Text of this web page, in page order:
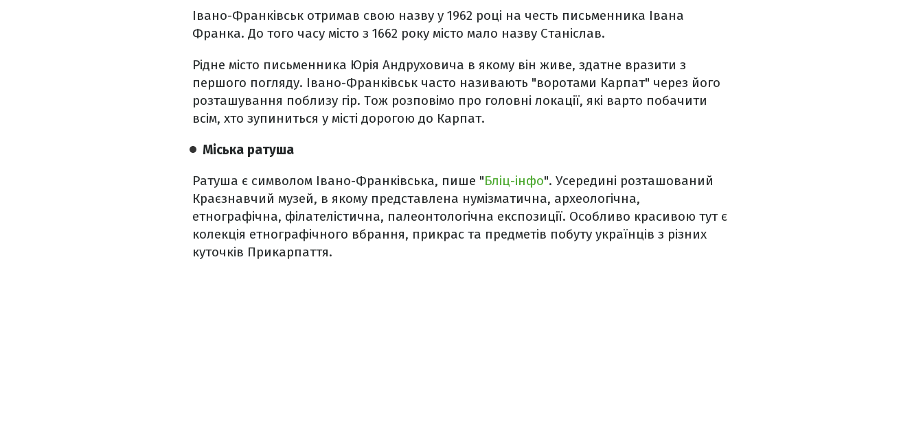
Івано-Франківськ отримав свою назву у 1962 році на честь письменника Івана
Франка. До того часу місто з 1662 року місто мало назву Станіслав.
Рідне місто письменника Юрія Андруховича в якому він живе, здатне вразити з
першого погляду. Івано-Франківськ часто називають "воротами Карпат" через його
розташування поблизу гір. Тож розповімо про головні локації, які варто побачити
всім, хто зупиниться у місті дорогою до Карпат.
Міська ратуша
Ратуша є символом Івано-Франківська, пише "Бліц-інфо". Усередині розташований
Краєзнавчий музей, в якому представлена нумізматична, археологічна,
етнографічна, філателістична, палеонтологічна експозиції. Особливо красивою тут є
колекція етнографічного вбрання, прикрас та предметів побуту українців з різних
куточків Прикарпаття.